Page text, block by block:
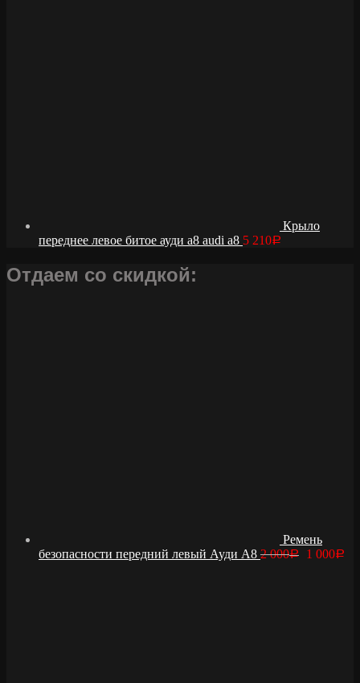
Крыло
переднее левое битое ауди а8 audi a8 5 210Р
Отдаем со скидкой:
Ремень
безопасности передний левый Ауди А8 2 000Р 1 000Р